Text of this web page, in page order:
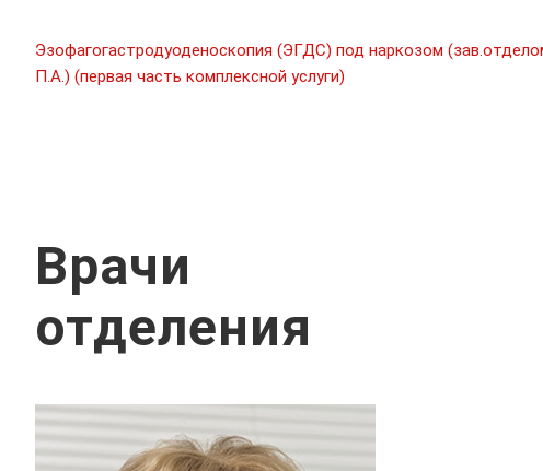
Эзофагогастродуоденоскопия (ЭГДС) под наркозом
П.А.) (первая часть комплексной услуги)
Врачи
отделения